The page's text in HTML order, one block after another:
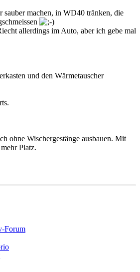
sauber machen, in WD40 tränken, die
allerdings im Auto, aber ich gebe mal
und den Wärmetauscher
ohne Wischergestänge ausbauen. Mit
Platz.
Forum